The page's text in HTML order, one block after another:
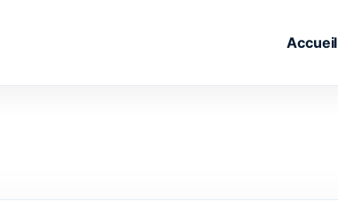
Accueil